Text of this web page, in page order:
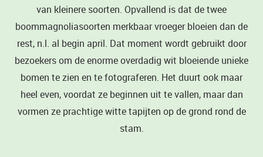
van kleinere soorten. Opvallend is dat de twee
boommagnoliasoorten merkbaar vroeger bloeien dan de
rest, n.l. al begin april. Dat moment wordt gebruikt door
bezoekers om de enorme overdadig wit bloeiende unieke
bomen te zien en te fotograferen. Het duurt ook maar
heel even, voordat ze beginnen uit te vallen, maar dan
vormen ze prachtige witte tapijten op de grond rond de
stam.